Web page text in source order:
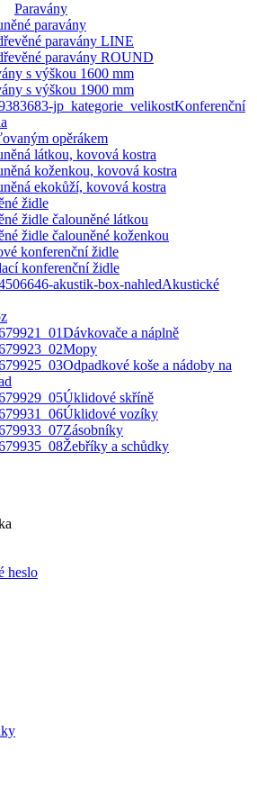
Paravány
paravány
paravány LINE
paravány ROUND
s výškou 1600 mm
s výškou 1900 mm
Konferenční
opěrákem
látkou, kovová kostra
koženkou, kovová kostra
ekokůží, kovová kostra
židle
židle čalouněné látkou
židle čalouněné koženkou
konferenční židle
konferenční židle
Akustické
Dávkovače a náplně
Mopy
Odpadkové koše a nádoby na
Úklidové skříně
Úklidové vozíky
Zásobníky
Žebříky a schůdky
heslo